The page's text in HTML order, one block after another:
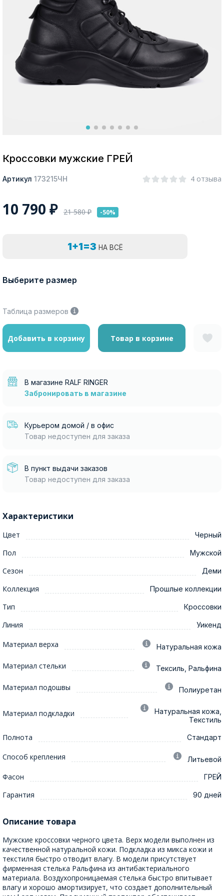
Москва
Кроссовки мужские ГРЕЙ
Артикул 173215ЧН 4 отзыва
10 790 ₽ 21 580₽ -50%
1+1=3 НА ВСЁ
Выберите размер
Таблица размеров
Добавить в корзину Товар в корзине
В магазине RALF RINGER
Забронировать в магазине
Курьером домой / в офис
Товар недоступен для заказа
В пункт выдачи заказов
Товар недоступен для заказа
Характеристики
Цвет Черный
Пол Мужской
Сезон Деми
Коллекция Прошлые коллекции
Тип Кроссовки
Линия Уикенд
Материал верха Натуральная кожа
Материал стельки Тексиль, Ральфина
Материал подошвы Полиуретан
Материал подкладки
Натуральная кожа,
Текстиль
Полнота Стандарт
Способ крепления Литьевой
Фасон ГРЕЙ
Гарантия 90 дней
Описание товара
Мужские кроссовки черного цвета. Верх модели выполнен из
качественной натуральной кожи. Подкладка из микса кожи и
текстиля быстро отводит влагу. В модели присутствует
фирменная стелька Ральфина из антибактериального
материала. Воздухопроницаемая стелька быстро впитывает
влагу и хорошо амортизирует, что создает дополнительный